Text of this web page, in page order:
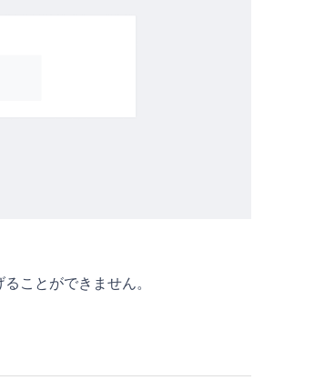
ことができません。